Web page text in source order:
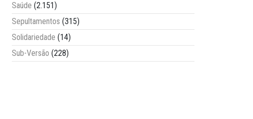
Saúde (2.151)
Sepultamentos (315)
Solidariedade (14)
Sub-Versão (228)